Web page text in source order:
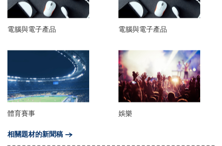
電腦與電子產品 電腦與電子產品
體育賽事
娛樂
相關題材的新聞稿